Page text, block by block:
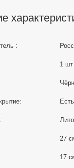
:
1 шт
Есть
27
17